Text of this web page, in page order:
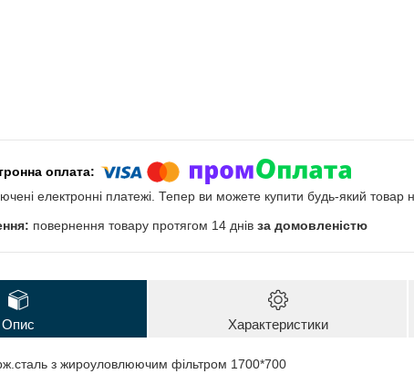
електронні платежі. Тепер ви можете купити будь-який товар
повернення товару протягом 14 днів за домовленістю
Опис Характеристики
з жироуловлюючим фільтром 1700*700